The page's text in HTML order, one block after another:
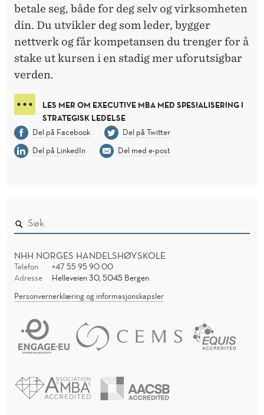
betale seg, både for deg selv og virksomheten
din. Du utvikler deg som leder, bygger
nettverk og får kompetansen du trenger for å
stake ut kursen i en stadig mer uforutsigbar
verden.
LES MER OM EXECUTIVE MBA MED SPESIALISERING I
STRATEGISK LEDELSE
Del på Facebook
Del på Twitter
Del på LinkedIn
Del med e-post
NHH NORGES HANDELSHØYSKOLE
Telefon
+47 55 95 90 00
Adresse
Helleveien 30, 5045 Bergen
Personvernerklæring og informasjonskapsler